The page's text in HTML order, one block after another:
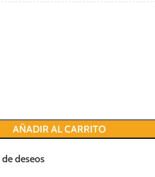
AÑADIR AL CARRITO
deseos